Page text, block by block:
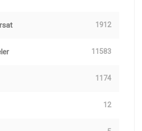
1912
11583
1174
12